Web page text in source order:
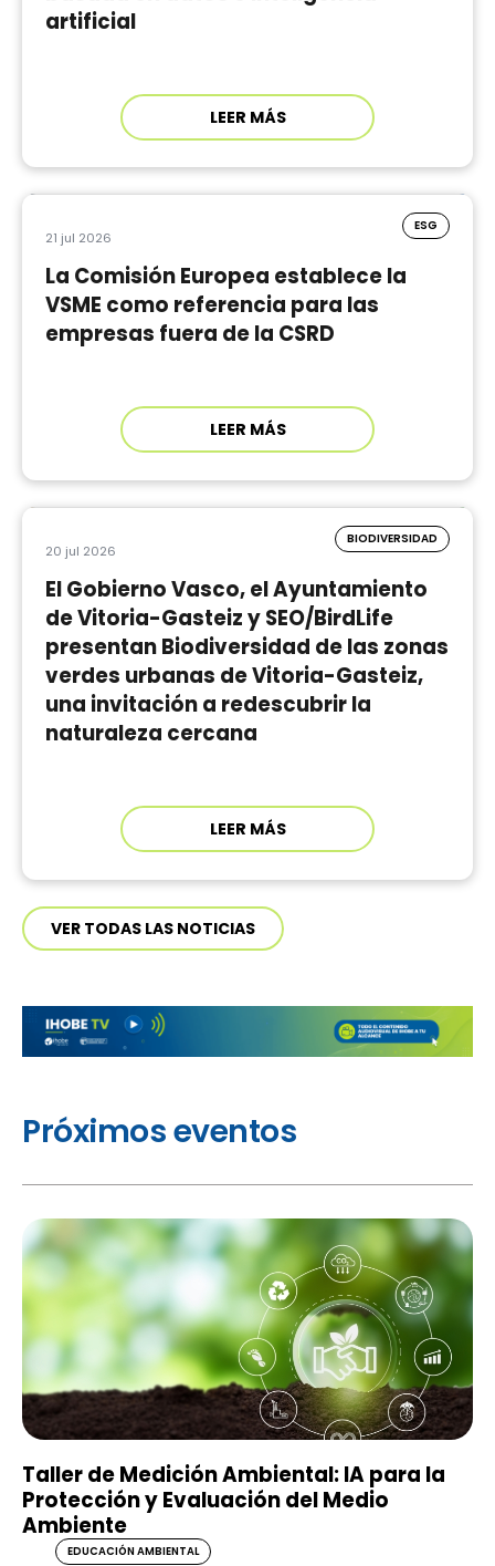
artificial
LEER MÁS
21 jul 2026
ESG
La Comisión Europea establece la
VSME como referencia para las
empresas fuera de la CSRD
LEER MÁS
20 jul 2026
BIODIVERSIDAD
El Gobierno Vasco, el Ayuntamiento
de Vitoria-Gasteiz y SEO/BirdLife
presentan Biodiversidad de las zonas
verdes urbanas de Vitoria-Gasteiz,
una invitación a redescubrir la
naturaleza cercana
LEER MÁS
VER TODAS LAS NOTICIAS
Próximos eventos
Taller de Medición Ambiental: IA para la
Protección y Evaluación del Medio
Ambiente
EDUCACIÓN AMBIENTAL